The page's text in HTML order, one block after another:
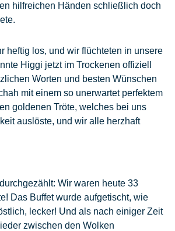
hilfreichen Händen schließlich doch
heftig los, und wir flüchteten in unsere
Higgi jetzt im Trockenen offiziell
Worten und besten Wünschen
mit einem so unerwartet perfektem
goldenen Tröte, welches bei uns
auslöste, und wir alle herzhaft
Wir waren heute 33
Das Buffet wurde aufgetischt, wie
lecker! Und als nach einiger Zeit
zwischen den Wolken